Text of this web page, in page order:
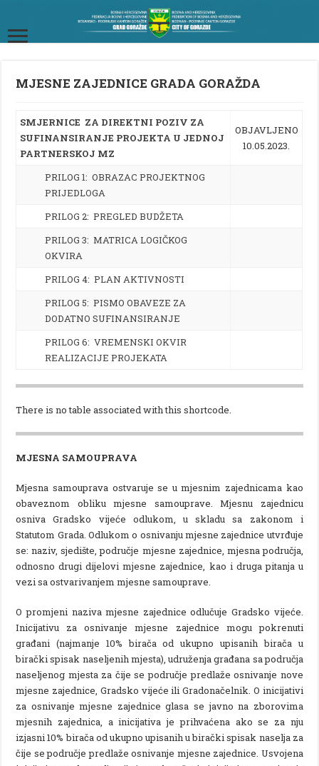
MJESNE ZAJEDNICE GRADA GORAŽDA
SMJERNICE ZA DIREKTNI POZIV ZA
SUFINANSIRANJE PROJEKTA U JEDNOJ
PARTNERSKOJ MZ
OBJAVLJENO
10.05.2023.
PRILOG 1: OBRAZAC PROJEKTNOG
PRIJEDLOGA
PRILOG 2: PREGLED BUDŽETA
PRILOG 3: MATRICA LOGIČKOG
OKVIRA
PRILOG 4: PLAN AKTIVNOSTI
PRILOG 5: PISMO OBAVEZE ZA
DODATNO SUFINANSIRANJE
PRILOG 6: VREMENSKI OKVIR
REALIZACIJE PROJEKATA
There is no table associated with this shortcode.
MJESNA SAMOUPRAVA
Mjesna samouprava ostvaruje se u mjesnim zajednicama kao
obaveznom obliku mjesne samouprave. Mjesnu zajednicu
osniva Gradsko vijeće odlukom, u skladu sa zakonom i
Statutom Grada. Odlukom o osnivanju mjesne zajednice utvrđuje
se: naziv, sjedište, područje mjesne zajednice, mjesna područja,
odnosno drugi dijelovi mjesne zajednice, kao i druga pitanja u
vezi sa ostvarivanjem mjesne samouprave.
O promjeni naziva mjesne zajednice odlučuje Gradsko vijeće.
Inicijativu za osnivanje mjesne zajednice mogu pokrenuti
građani (najmanje 10% birača od ukupno upisanih birača u
birački spisak naseljenih mjesta), udruženja građana sa područja
naseljenog mjesta za čije se područje predlaže osnivanje nove
mjesne zajednice, Gradsko vijeće ili Gradonačelnik. O inicijativi
za osnivanje mjesne zajednice glasa se javno na zborovima
mjesnih zajednica, a inicijativa je prihvaćena ako se za nju
izjasni 10% birača od ukupno upisanih u birački spisak naselja za
čije se područje predlaže osnivanje mjesne zajednice. Usvojena